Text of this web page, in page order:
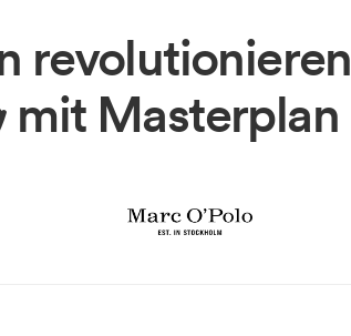
revolutionieren
mit Masterplan